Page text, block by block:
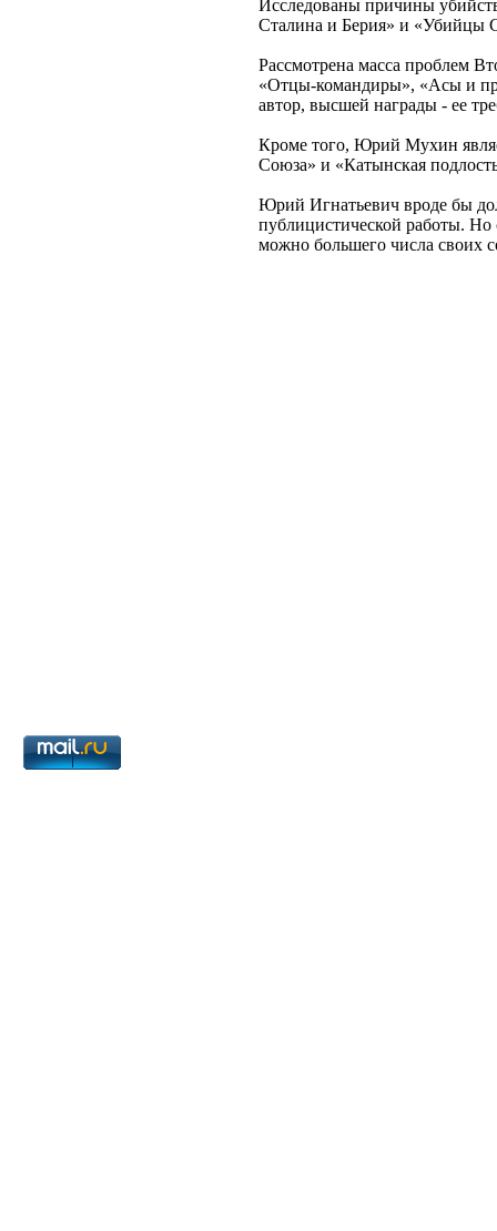
Исследованы причины
Сталина и Берия» и «Убийцы
Рассмотрена масса проблем
«Отцы-командиры», «Асы и
автор, высшей награды - ее
Кроме того, Юрий Мухин
Союза» и «Катынская
Юрий Игнатьевич вроде бы
публицистической работы. Но
можно большего числа своих